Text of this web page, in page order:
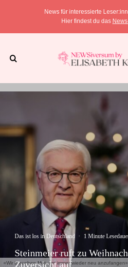
News für interessierte
Hier findest du das
«Wir brauchen Mut, um immer wieder neu
Das ist los in Deutschland · 1 Minute
Steinmeier ruft zu
Zuversicht auf